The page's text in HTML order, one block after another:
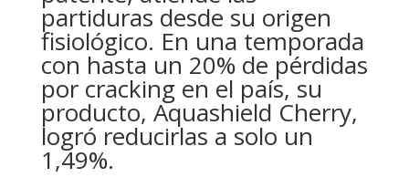
partiduras desde su origen
fisiológico. En una temporada
con hasta un 20% de pérdidas
por cracking en el país, su
producto, Aquashield Cherry,
logró reducirlas a solo un
1,49%.